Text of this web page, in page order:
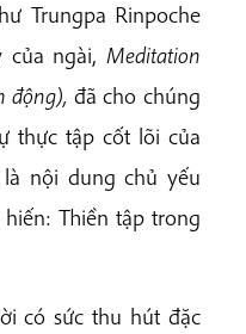
Trungpa Rinpoche
của ngài, Meditation
động), đã cho chúng
thực tập cốt lõi của
nội dung chủ yếu
Thiền tập trong
có sức thu hút đặc